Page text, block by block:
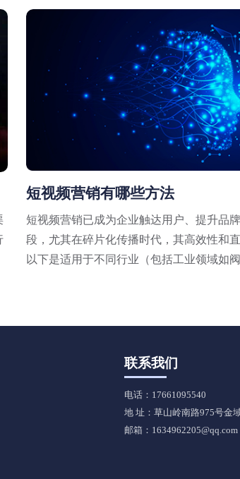
短视频营销有哪些方法
短视频营销已成为企业触达用户、提升品
段，尤其在碎片化传播时代，其高效性和
以下是适用于不同行业（包括工业领域如
联系我们
电话：17661095540
地 址：草山岭南路975号金
邮箱：1634962205@qq.com